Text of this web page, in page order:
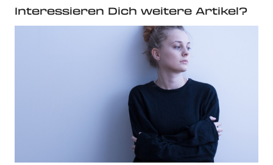
Interessieren Dich weitere Artikel?